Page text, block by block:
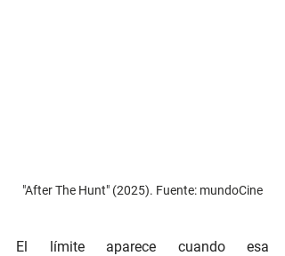
"After The Hunt" (2025). Fuente: mundoCine
El límite aparece cuando esa